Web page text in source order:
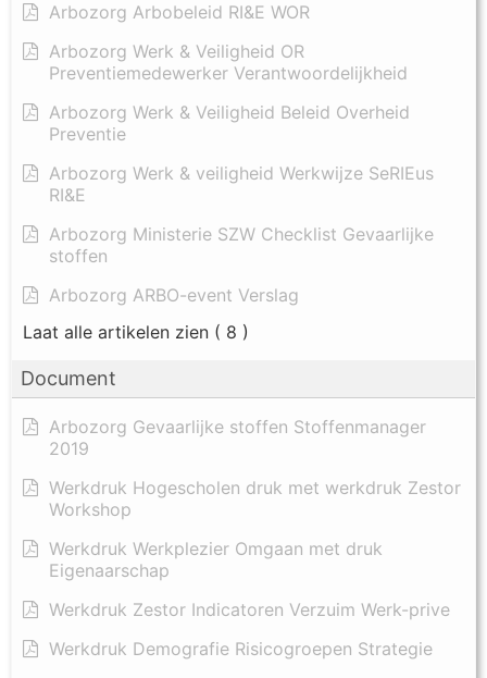
Arbozorg Arbobeleid RI&E WOR
Arbozorg Werk & Veiligheid OR
Preventiemedewerker Verantwoordelijkheid
Arbozorg Werk & Veiligheid Beleid Overheid
Preventie
Arbozorg Werk & veiligheid Werkwijze SeRIEus
RI&E
Arbozorg Ministerie SZW Checklist Gevaarlijke
stoffen
Arbozorg ARBO-event Verslag
Laat alle artikelen zien ( 8 )
Document
Arbozorg Gevaarlijke stoffen Stoffenmanager
2019
Werkdruk Hogescholen druk met werkdruk Zestor
Workshop
Werkdruk Werkplezier Omgaan met druk
Eigenaarschap
Werkdruk Zestor Indicatoren Verzuim Werk-prive
Werkdruk Demografie Risicogroepen Strategie